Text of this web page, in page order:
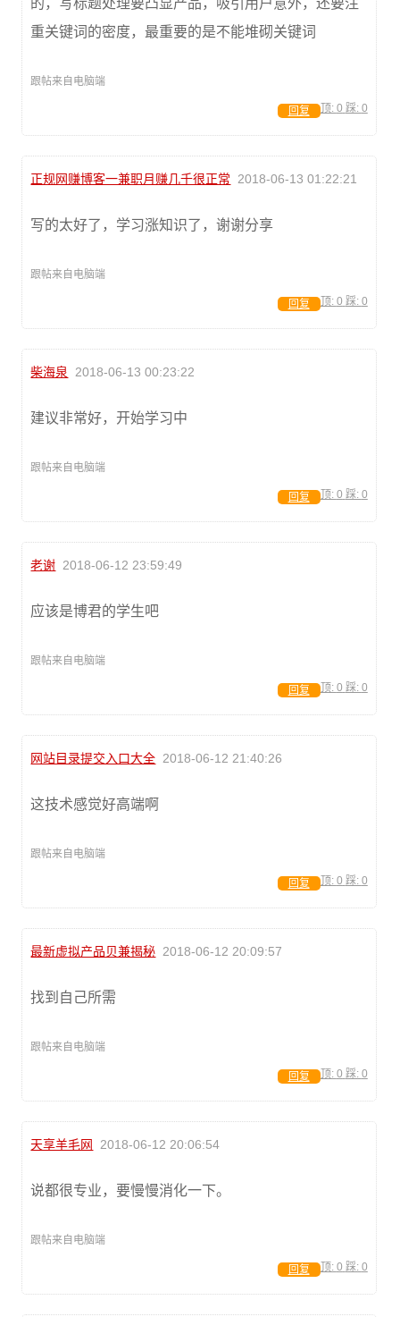
的，写标题处理要凸显产品，吸引用户意外，还要注
重关键词的密度，最重要的是不能堆砌关键词
跟帖来自电脑端
顶: 0 踩: 0
回复
正规网赚博客一兼职月赚几千很正常 2018-06-13 01:22:21
写的太好了，学习涨知识了，谢谢分享
跟帖来自电脑端
顶: 0 踩: 0
回复
柴海泉 2018-06-13 00:23:22
建议非常好，开始学习中
跟帖来自电脑端
顶: 0 踩: 0
回复
老谢 2018-06-12 23:59:49
应该是博君的学生吧
跟帖来自电脑端
顶: 0 踩: 0
回复
网站目录提交入口大全 2018-06-12 21:40:26
这技术感觉好高端啊
跟帖来自电脑端
顶: 0 踩: 0
回复
最新虚拟产品贝兼揭秘 2018-06-12 20:09:57
找到自己所需
跟帖来自电脑端
顶: 0 踩: 0
回复
天享羊毛网 2018-06-12 20:06:54
说都很专业，要慢慢消化一下。
跟帖来自电脑端
顶: 0 踩: 0
回复